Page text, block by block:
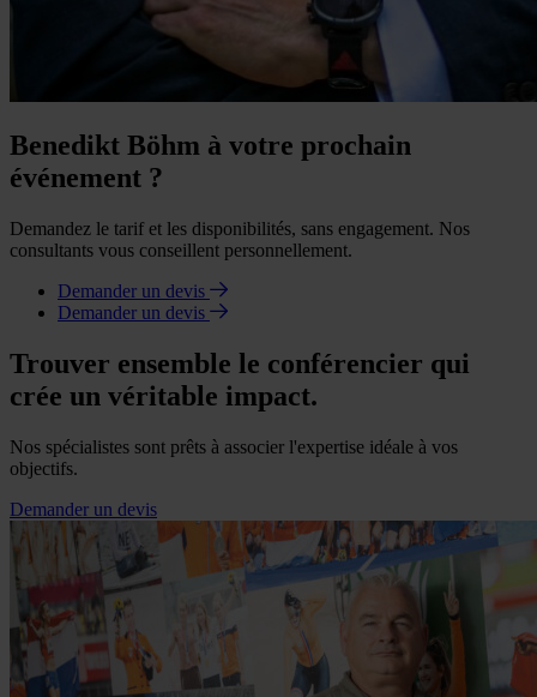
Benedikt Böhm à votre prochain
événement ?
Demandez le tarif et les disponibilités, sans engagement. Nos
consultants vous conseillent personnellement.
Demander un devis
Demander un devis
Trouver ensemble le conférencier qui
crée un véritable impact.
Nos spécialistes sont prêts à associer l'expertise idéale à vos
objectifs.
Demander un devis